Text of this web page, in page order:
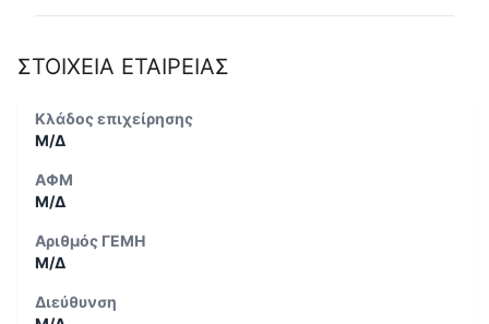
ΣΤΟΙΧΕΙΑ ΕΤΑΙΡΕΙΑΣ
Κλάδος επιχείρησης
Μ/Δ
ΑΦΜ
Μ/Δ
Αριθμός ΓΕΜΗ
Μ/Δ
Διεύθυνση